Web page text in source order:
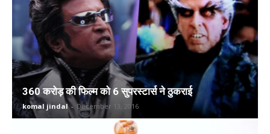
360 करोड़ की फिल्म को 6 सुपरस्टार्स ने ठुकराई
komal jindal - December 13, 2016